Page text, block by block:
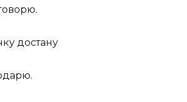
достану